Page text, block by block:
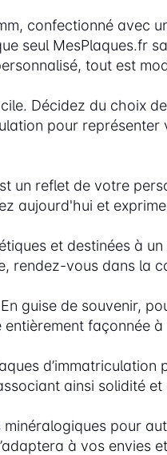
confectionné avec
seul MesPlaques.fr
tout est
Décidez du choix
pour
un reflet de votre
aujourd'hui et
et destinées à
rendez-vous dans la
guise de souvenir,
façonnée
ainsi solidité
pour
à vos envies